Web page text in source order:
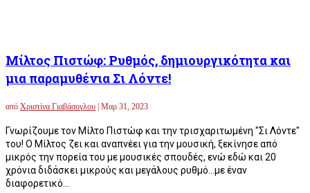
Μίλτος Πιστώφ: Ρυθμός, δημιουργικότητα και
μια παραμυθένια Σι Λόντε!
από Χριστίνα Γιαβάσογλου | Μαρ 31, 2023
Γνωρίζουμε τον Μίλτο Πιστώφ και την τρισχαριτωμένη "Σι Λόντε"
του! Ο Μίλτος ζει και αναπνέει για την μουσική, ξεκίνησε από
μικρός την πορεία του με μουσικές σπουδές, ενώ εδώ και 20
χρόνια διδάσκει μικρούς και μεγάλους ρυθμό…με έναν
διαφορετικό...